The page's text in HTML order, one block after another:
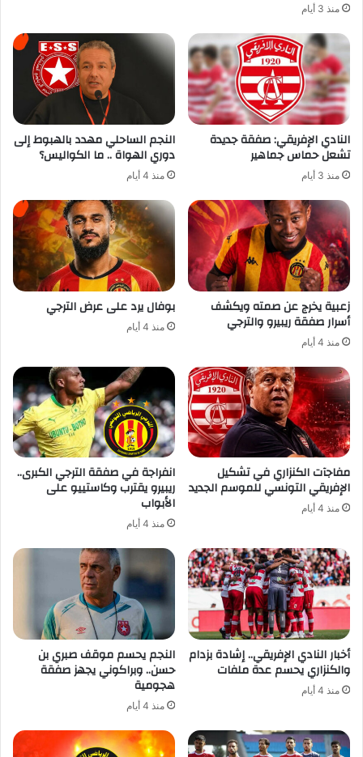
منذ 3 أيام
النادي الإفريقي: صفقة جديدة
تشعل حماس جماهير
منذ 3 أيام
النجم الساحلي مهدد بالهبوط إلى
دوري الهواة .. ما الكواليس؟
منذ 4 أيام
زعبية يخرج عن صمته ويكشف
أسرار صفقة ريبيرو والترجي
منذ 4 أيام
بوفال يرد على عرض الترجي
منذ 4 أيام
مفاجآت الكنزاري في تشكيل
الإفريقي التونسي للموسم الجديد
منذ 4 أيام
انفراجة في صفقة الترجي الكبرى..
ريبيرو يقترب وكاستييو على
الأبواب
منذ 4 أيام
أخبار النادي الإفريقي.. إشادة بزدام
والكنزاري يحسم عدة ملفات
منذ 4 أيام
النجم يحسم موقف صبري بن
حسن.. وبراكوني يجهز صفقة
هجومية
منذ 4 أيام